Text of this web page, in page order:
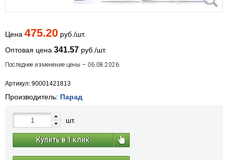
Цена 475.20 руб./шт.
Оптовая цена 341.57 руб./шт.
Последнее изменение цены – 06.08.2026
Артикул: 90001421813
Производитель: Парад
шт.
Купить в 1 клик